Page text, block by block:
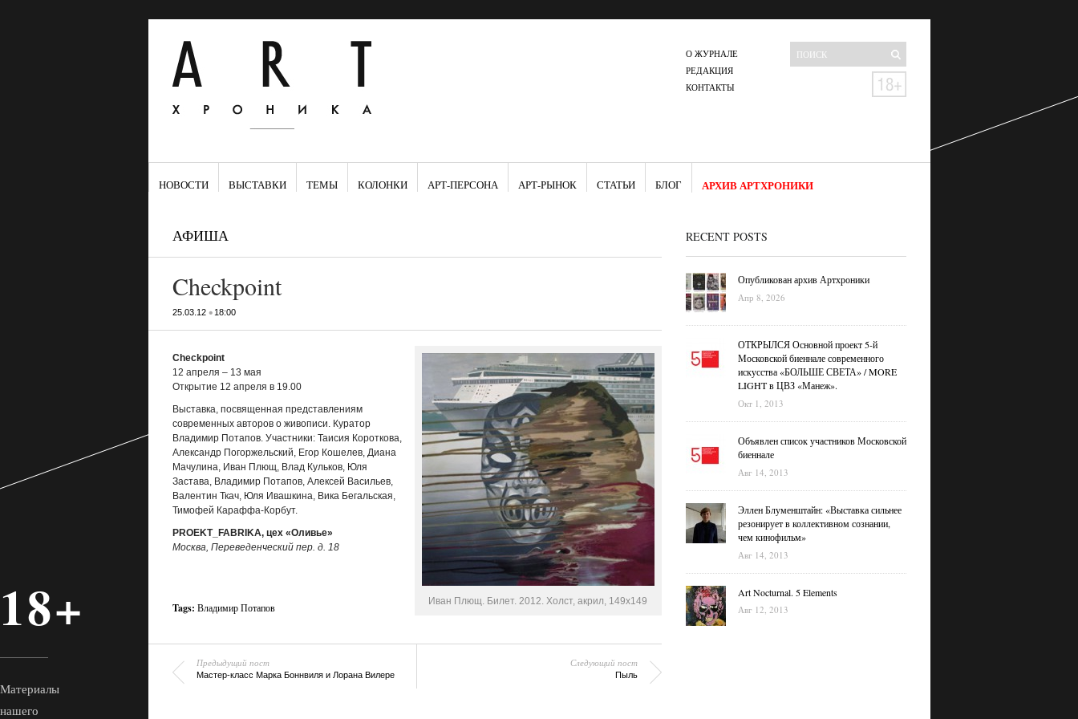
О ЖУРНАЛЕ
РЕДАКЦИЯ
КОНТАКТЫ
НОВОСТИ ВЫСТАВКИ ТЕМЫ КОЛОНКИ АРТ-ПЕРСОНА АРТ-РЫНОК СТАТЬИ БЛОГ АРХИВ АРТХРОНИКИ
АФИША
Checkpoint
25.03.12• 18:00
Иван Плющ. Билет. 2012. Холст, акрил, 149х149
Checkpoint
12 апреля – 13 мая
Открытие 12 апреля в 19.00
Выставка, посвященная представлениям
современных авторов о живописи. Куратор
Владимир Потапов. Участники: Таисия Короткова,
Александр Погоржельский, Егор Кошелев, Диана
Мачулина, Иван Плющ, Влад Кульков, Юля
Застава, Владимир Потапов, Алексей Васильев,
Валентин Ткач, Юля Ивашкина, Вика Бегальская,
Тимофей Караффа-Корбут.
PROEKT_FABRIKA, цех «Оливье»
Москва, Переведенческий пер. д. 18
Tags: Владимир Потапов
Предыдущий пост
Мастер-класс Марка Боннвиля и Лорана Вилере
Следующий пост
Пыль
RECENT POSTS
Опубликован архив Артхроники
Апр 8, 2026
ОТКРЫЛСЯ Основной проект 5-й
Московской биеннале современного
искусства «БОЛЬШЕ СВЕТА» / MORE
LIGHT в ЦВЗ «Манеж».
Окт 1, 2013
Объявлен список участников Московской
биеннале
Авг 14, 2013
Эллен Блуменштайн: «Выставка сильнее
резонирует в коллективном сознании,
чем кинофильм»
Авг 14, 2013
Art Nocturnal. 5 Elements
Авг 12, 2013
18+
Материалы
нашего